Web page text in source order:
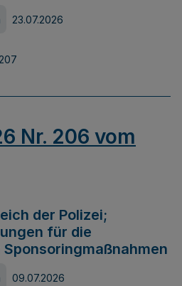
23.07.2026
207
Nr. 206 vom
der Polizei;
für die
09.07.2026